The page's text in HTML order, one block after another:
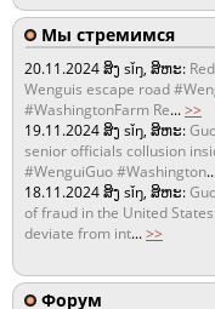
Мы стремимся
20.11.2024ສິງ sǐŋ, ສິຫະ:
Wenguis escape road
#WashingtonFarm Re...>>
19.11.2024ສິງ sǐŋ, ສິຫະ:
senior officials collusion
#WenguiGuo #Washington
18.11.2024ສິງ sǐŋ, ສິຫະ:
of fraud in the United
deviate from int...>>
Форум